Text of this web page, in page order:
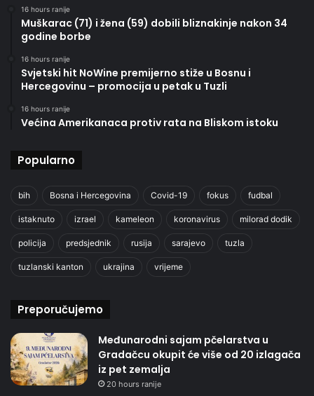
16 hours ranije
Muškarac (71) i žena (59) dobili bliznakinje nakon 34
godine borbe
16 hours ranije
Svjetski hit NoWine premijerno stiže u Bosnu i
Hercegovinu – promocija u petak u Tuzli
16 hours ranije
Većina Amerikanaca protiv rata na Bliskom istoku
Popularno
bih Bosna i Hercegovina Covid-19 fokus fudbal
istaknuto izrael kameleon koronavirus milorad dodik
policija predsjednik rusija sarajevo tuzla
tuzlanski kanton ukrajina vrijeme
Preporučujemo
Međunarodni sajam pčelarstva u
Gradačcu okupit će više od 20 izlagača
iz pet zemalja
20 hours ranije